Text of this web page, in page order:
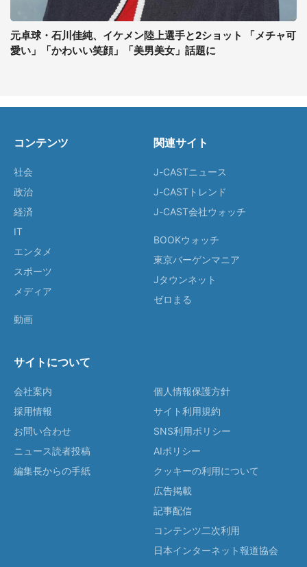
元卓球・石川佳純、イケメン陸上選手と2ショット 「メチャ可
愛い」「かわいい笑顔」「美男美女」話題に
コンテンツ
社会
政治
経済
IT
エンタメ
スポーツ
メディア
動画
関連サイト
J-CASTニュース
J-CASTトレンド
J-CAST会社ウォッチ
BOOKウォッチ
東京バーゲンマニア
Jタウンネット
ゼロまる
サイトについて
会社案内
採用情報
お問い合わせ
ニュース読者投稿
編集長からの手紙
個人情報保護方針
サイト利用規約
SNS利用ポリシー
AIポリシー
クッキーの利用について
広告掲載
記事配信
コンテンツ二次利用
日本インターネット報道協会